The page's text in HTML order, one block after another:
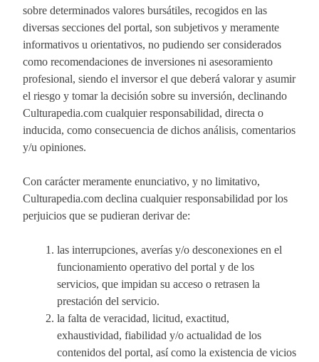
sobre determinados valores bursátiles, recogidos en las
diversas secciones del portal, son subjetivos y meramente
informativos u orientativos, no pudiendo ser considerados
como recomendaciones de inversiones ni asesoramiento
profesional, siendo el inversor el que deberá valorar y asumir
el riesgo y tomar la decisión sobre su inversión, declinando
Culturapedia.com cualquier responsabilidad, directa o
inducida, como consecuencia de dichos análisis, comentarios
y/u opiniones.
Con carácter meramente enunciativo, y no limitativo,
Culturapedia.com declina cualquier responsabilidad por los
perjuicios que se pudieran derivar de:
las interrupciones, averías y/o desconexiones en el
funcionamiento operativo del portal y de los
servicios, que impidan su acceso o retrasen la
prestación del servicio.
la falta de veracidad, licitud, exactitud,
exhaustividad, fiabilidad y/o actualidad de los
contenidos del portal, así como la existencia de vicios